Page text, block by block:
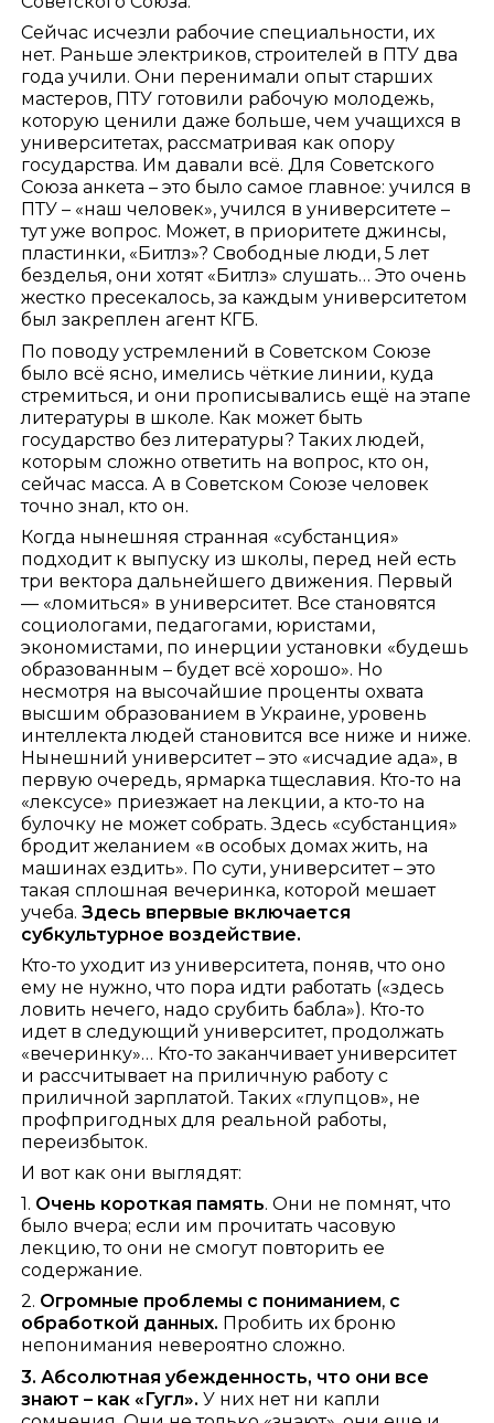
Сейчас исчезли рабочие специальности, их
нет. Раньше электриков, строителей в ПТУ два
года учили. Они перенимали опыт старших
мастеров, ПТУ готовили рабочую молодежь,
которую ценили даже больше, чем учащихся в
университетах, рассматривая как опору
государства. Им давали всё. Для Советского
Союза анкета – это было самое главное: учился в
ПТУ – «наш человек», учился в университете –
тут уже вопрос. Может, в приоритете джинсы,
пластинки, «Битлз»? Свободные люди, 5 лет
безделья, они хотят «Битлз» слушать… Это очень
жестко пресекалось, за каждым университетом
был закреплен агент КГБ.
По поводу устремлений в Советском Союзе
было всё ясно, имелись чёткие линии, куда
стремиться, и они прописывались ещё на этапе
литературы в школе. Как может быть
государство без литературы? Таких людей,
которым сложно ответить на вопрос, кто он,
сейчас масса. А в Советском Союзе человек
точно знал, кто он.
Когда нынешняя странная «субстанция»
подходит к выпуску из школы, перед ней есть
три вектора дальнейшего движения. Первый
— «ломиться» в университет. Все становятся
социологами, педагогами, юристами,
экономистами, по инерции установки «будешь
образованным – будет всё хорошо». Но
несмотря на высочайшие проценты охвата
высшим образованием в Украине, уровень
интеллекта людей становится все ниже и ниже.
Нынешний университет – это «исчадие ада», в
первую очередь, ярмарка тщеславия. Кто-то на
«лексусе» приезжает на лекции, а кто-то на
булочку не может собрать. Здесь «субстанция»
бродит желанием «в особых домах жить, на
машинах ездить». По сути, университет – это
такая сплошная вечеринка, которой мешает
учеба.Здесь впервые включается
субкультурное воздействие.
Кто-то уходит из университета, поняв, что оно
ему не нужно, что пора идти работать («здесь
ловить нечего, надо срубить бабла»). Кто-то
идет в следующий университет, продолжать
«вечеринку»… Кто-то заканчивает университет
и рассчитывает на приличную работу с
приличной зарплатой. Таких «глупцов», не
профпригодных для реальной работы,
переизбыток.
И вот как они выглядят:
1. Очень короткая память. Они не помнят, что
было вчера; если им прочитать часовую
лекцию, то они не смогут повторить ее
содержание.
2. Огромные проблемы с пониманием, с
обработкой данных. Пробить их броню
непонимания невероятно сложно.
3. Абсолютная убежденность, что они все
знают – как «Гугл». У них нет ни капли